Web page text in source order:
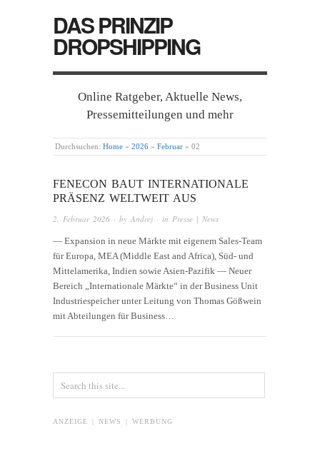
DAS PRINZIP
DROPSHIPPING
Online Ratgeber, Aktuelle News,
Pressemitteilungen und mehr
Durchsuchen: Home » 2026 » Februar » 02
FENECON BAUT INTERNATIONALE
PRÄSENZ WELTWEIT AUS
2. Februar 2026 · by Andrej · in Presse | News
— Expansion in neue Märkte mit eigenem Sales-Team
für Europa, MEA (Middle East and Africa), Süd- und
Mittelamerika, Indien sowie Asien-Pazifik — Neuer
Bereich „Internationale Märkte“ in der Business Unit
Industriespeicher unter Leitung von Thomas Gößwein
mit Abteilungen für Business…
ANZEIGE | NEWS | WERBUNG